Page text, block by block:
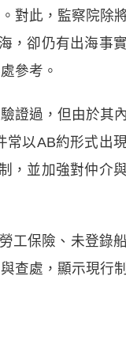
對此，監察院除
，卻仍有出海事
參考。
證過，但由於其
常以AB約形式出
，並加強對仲介
工保險、未登錄
查處，顯示現行